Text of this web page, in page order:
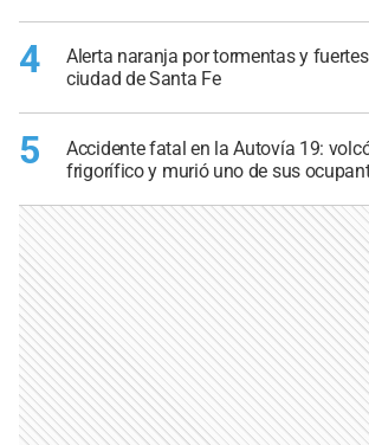
4
Alerta naranja por tormentas y
ciudad de Santa Fe
5
Accidente fatal en la Autovía 19:
frigorífico y murió uno de sus